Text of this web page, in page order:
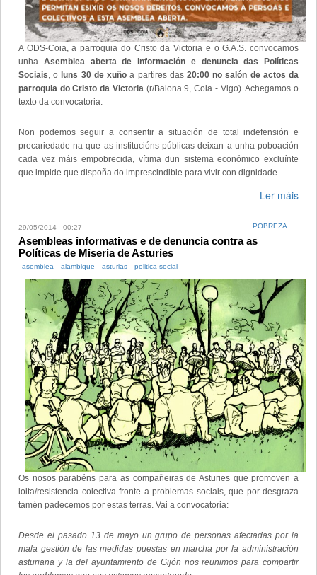
A ODS-Coia, a parroquia do Cristo da Victoria e o G.A.S. convocamos
unha Asemblea aberta de información e denuncia das Políticas
Sociais, o luns 30 de xuñoa partires das 20:00 no salón de actos da
parroquia do Cristo da Victoria(r/Baiona 9, Coia - Vigo). Achegamos o
texto da convocatoria:
Non podemos seguir a consentir a situación de total indefensión e
precariedade na que as institucións públicas deixan a unha poboación
cada vez máis empobrecida, vítima dun sistema económico excluínte
que impide que dispoña do imprescindible para vivir con dignidade.
Ler máis
29/05/2014 - 00:27 POBREZA
Asembleas informativas e de denuncia contra as
Políticas de Miseria de Asturies
asemblea alambique asturias politica social
Os nosos parabéns para as compañeiras de Asturies que promoven a
loita/resistencia colectiva fronte a problemas sociais, que por desgraza
tamén padecemos por estas terras. Vai a convocatoria:
Desde el pasado 13 de mayo un grupo de personas afectadas por la
mala gestión de las medidas puestas en marcha por la administración
asturiana y la del ayuntamiento de Gijón nos reunimos para compartir